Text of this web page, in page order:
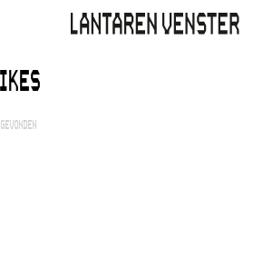
RESTAURANT